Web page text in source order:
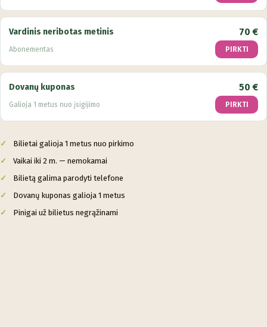
Vardinis neribotas metinis
Abonementas
70 €
PIRKTI
Dovanų kuponas
Galioja 1 metus nuo įsigijimo
50 €
PIRKTI
Bilietai galioja 1 metus nuo pirkimo
Vaikai iki 2 m. — nemokamai
Bilietą galima parodyti telefone
Dovanų kuponas galioja 1 metus
Pinigai už bilietus negrąžinami